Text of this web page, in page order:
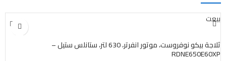
بيعت
ثلاجة بيكو نوفروست، موتور انفرتر، 630 لتر، ستانلس ستيل –
RDNE650E60XP